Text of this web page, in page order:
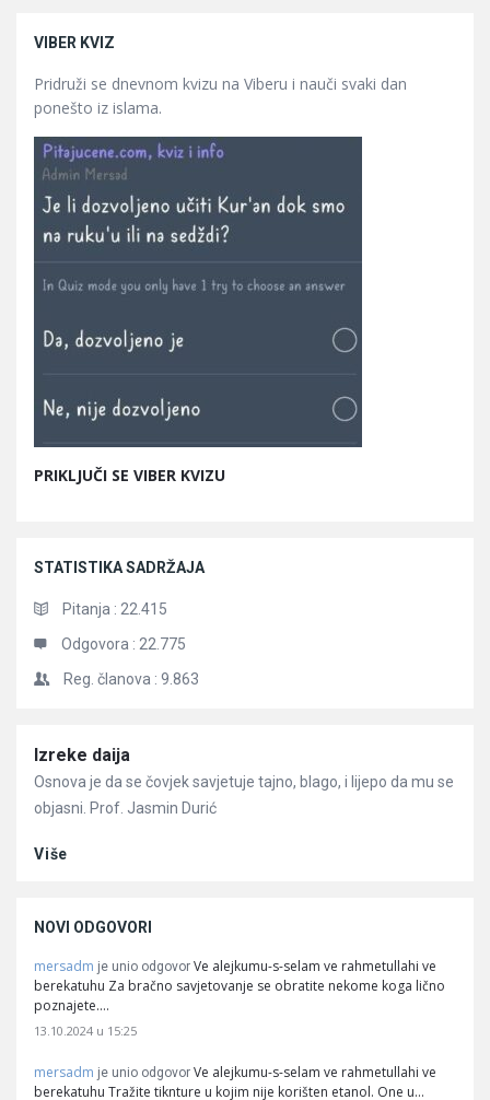
VIBER KVIZ
Pridruži se dnevnom kvizu na Viberu i nauči svaki dan
ponešto iz islama.
PRIKLJUČI SE VIBER KVIZU
STATISTIKA SADRŽAJA
Pitanja : 22.415
Odgovora : 22.775
Reg. članova : 9.863
Članci
Izreke daija
Osnova je da se čovjek savjetuje tajno, blago, i lijepo da mu se
objasni. Prof. Jasmin Durić
Više
NOVI ODGOVORI
mersadm je unio odgovor Ve alejkumu-s-selam ve rahmetullahi ve
berekatuhu Za bračno savjetovanje se obratite nekome koga lično
poznajete.…
13.10.2024 u 15:25
mersadm je unio odgovor Ve alejkumu-s-selam ve rahmetullahi ve
berekatuhu Tražite tiknture u kojim nije korišten etanol. One u…